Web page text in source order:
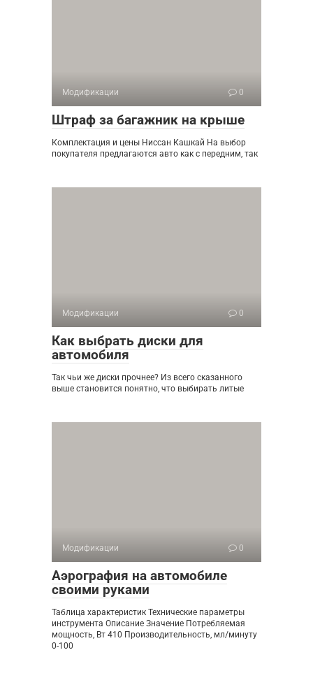
Модификации 0
Штраф за багажник на крыше
Комплектация и цены Ниссан Кашкай На выбор
покупателя предлагаются авто как с передним, так
Модификации 0
Как выбрать диски для
автомобиля
Так чьи же диски прочнее? Из всего сказанного
выше становится понятно, что выбирать литые
Модификации 0
Аэрография на автомобиле
своими руками
Таблица характеристик Технические параметры
инструмента Описание Значение Потребляемая
мощность, Вт 410 Производительность, мл/минуту
0-100